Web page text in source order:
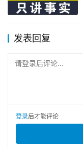
发表回复
请登录后评论...
登录后才能评论